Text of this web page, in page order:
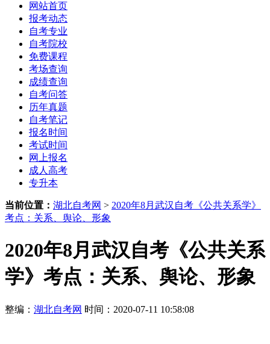
网站首页
报考动态
自考专业
自考院校
免费课程
考场查询
成绩查询
自考问答
历年真题
自考笔记
报名时间
考试时间
网上报名
成人高考
专升本
当前位置： 湖北自考网 > 2020年8月武汉自考《公共关系学》
考点：关系、舆论、形象
2020年8月武汉自考《公共关系
学》考点：关系、舆论、形象
整编： 湖北自考网 时间：2020-07-11 10:58:08